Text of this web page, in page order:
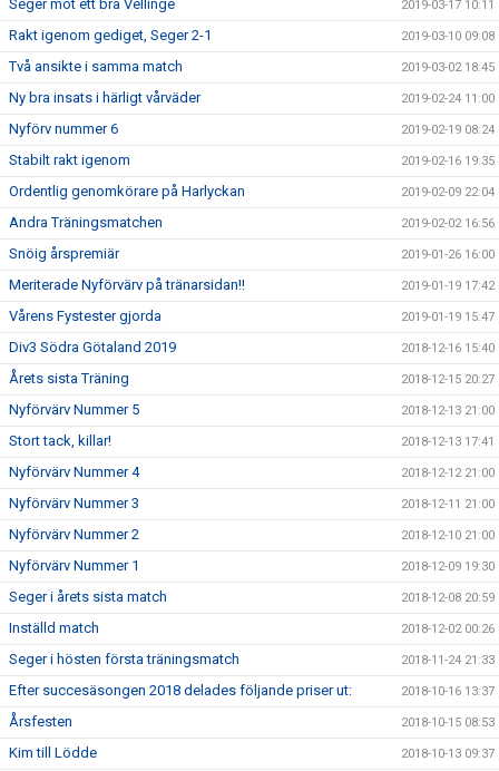
Seger mot ett bra Vellinge 2019-03-17 10:11
Rakt igenom gediget, Seger 2-1 2019-03-10 09:08
Två ansikte i samma match 2019-03-02 18:45
Ny bra insats i härligt vårväder 2019-02-24 11:00
Nyförv nummer 6 2019-02-19 08:24
Stabilt rakt igenom 2019-02-16 19:35
Ordentlig genomkörare på Harlyckan 2019-02-09 22:04
Andra Träningsmatchen 2019-02-02 16:56
Snöig årspremiär 2019-01-26 16:00
Meriterade Nyförvärv på tränarsidan!! 2019-01-19 17:42
Vårens Fystester gjorda 2019-01-19 15:47
Div3 Södra Götaland 2019 2018-12-16 15:40
Årets sista Träning 2018-12-15 20:27
Nyförvärv Nummer 5 2018-12-13 21:00
Stort tack, killar! 2018-12-13 17:41
Nyförvärv Nummer 4 2018-12-12 21:00
Nyförvärv Nummer 3 2018-12-11 21:00
Nyförvärv Nummer 2 2018-12-10 21:00
Nyförvärv Nummer 1 2018-12-09 19:30
Seger i årets sista match 2018-12-08 20:59
Inställd match 2018-12-02 00:26
Seger i hösten första träningsmatch 2018-11-24 21:33
Efter succesäsongen 2018 delades följande priser ut: 2018-10-16 13:37
Årsfesten 2018-10-15 08:53
Kim till Lödde 2018-10-13 09:37